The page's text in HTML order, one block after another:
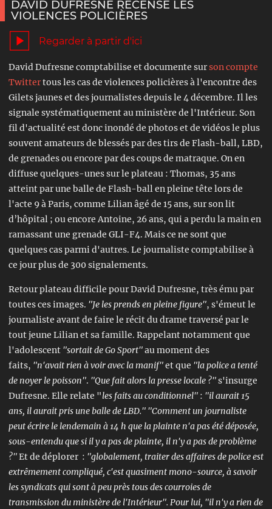
DAVID DUFRESNE RECENSE LES
VIOLENCES POLICIÈRES
Regarder à partir d'ici
David Dufresne comptabilise et documente surson compte
Twittertous les cas de violences policières à l'encontre des
Gilets jaunes et des journalistes depuis le 4 décembre. Il les
signale systématiquement au ministère de l'Intérieur. Son
fil d'actualité est donc inondé de photos et de vidéos le plus
souvent amateurs de blessés par des tirs de Flash-ball, LBD,
de grenades ou encore par des coups de matraque. On en
diffuse quelques-unes sur le plateau : Thomas, 35 ans
atteint par une balle de Flash-ball en pleine tête lors de
l'acte 9 à Paris, comme Lilian âgé de 15 ans, sur son lit
d’hôpital ; ou encore Antoine, 26 ans, qui a perdu la main en
ramassant une grenade GLI-F4. Mais ce ne sont que
quelques cas parmi d'autres. Le journaliste comptabilise à
ce jour plus de 300 signalements.
Retour plateau difficile pour David Dufresne, très ému par
toutes ces images. "Je les prends en pleine figure", s'émeut le
journaliste avant de faire le récit du drame traversé par le
tout jeune Lilian et sa famille. Rappelant notamment que
l'adolescent "sortait de Go Sport"au moment des
faits, "n'avait rien à voir avec la manif"et que "la police a tenté
de noyer le poisson". "Que fait alors la presse locale ?"s'insurge
Dufresne. Elle relate "les faits au conditionnel" : "il aurait 15
ans, il aurait pris une balle de LBD." "Comment un journaliste
peut écrire le lendemain à 14 h que la plainte n'a pas été déposée,
sous-entendu que si il y a pas de plainte, il n'y a pas de problème
?"Etde déplorer : "globalement, traiter des affaires de police est
extrêmement compliqué, c'est quasiment mono-source, à savoir
les syndicats qui sont à peu près tous des courroies de
transmission du ministère de l'Intérieur". Pour lui, "il n'y a rien de